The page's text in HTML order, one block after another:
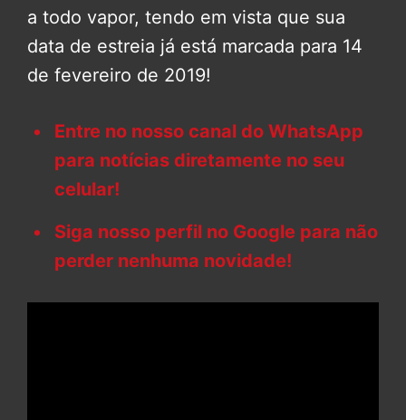
a todo vapor, tendo em vista que sua
data de estreia já está marcada para 14
de fevereiro de 2019!
Entre no nosso canal do WhatsApp
para notícias diretamente no seu
celular!
Siga nosso perfil no Google para não
perder nenhuma novidade!